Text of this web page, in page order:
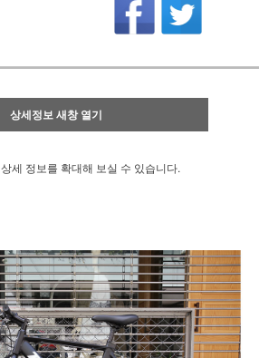
상세정보 새창 열기
상세 정보를 확대해 보실 수 있습니다.